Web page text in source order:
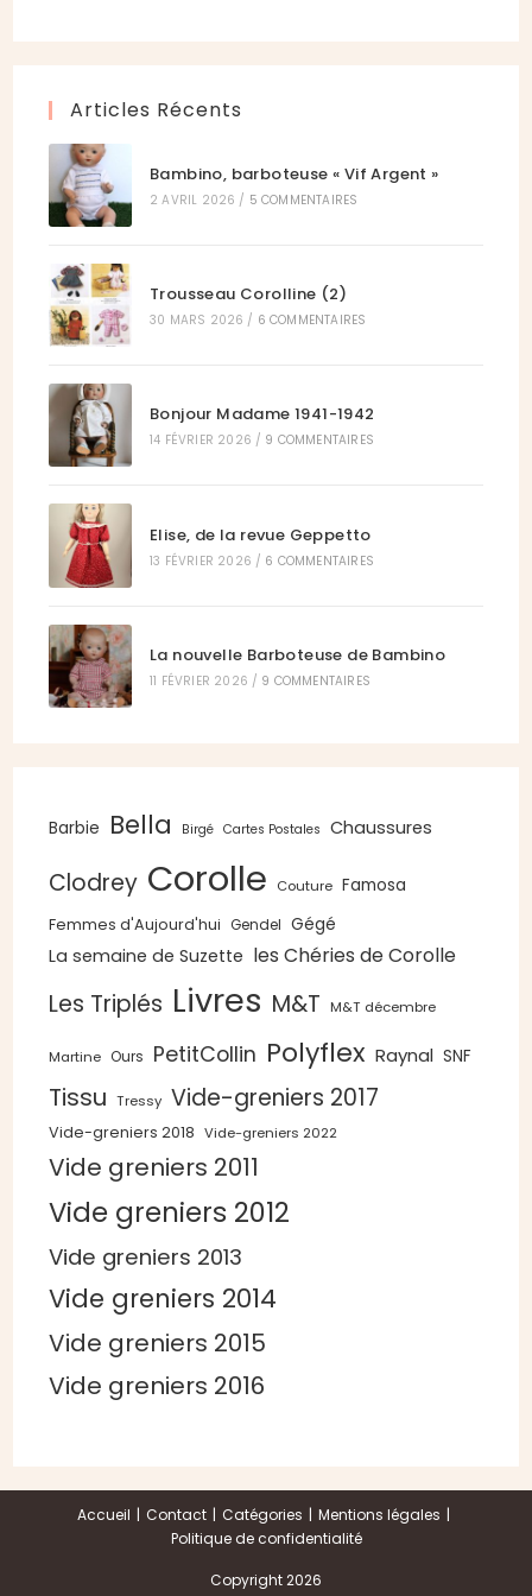
onglet
Articles Récents
Bambino, barboteuse « Vif Argent »
2 AVRIL 2026 / 5 COMMENTAIRES
Trousseau Corolline (2)
30 MARS 2026 / 6 COMMENTAIRES
Bonjour Madame 1941-1942
14 FÉVRIER 2026 / 9 COMMENTAIRES
Elise, de la revue Geppetto
13 FÉVRIER 2026 / 6 COMMENTAIRES
La nouvelle Barboteuse de Bambino
11 FÉVRIER 2026 / 9 COMMENTAIRES
Barbie Bella Birgé Cartes Postales Chaussures
Clodrey Corolle Couture Famosa
Femmes d'Aujourd'hui Gendel Gégé
La semaine de Suzette les Chéries de Corolle
Les Triplés Livres M&T M&T décembre
Martine Ours PetitCollin Polyflex Raynal SNF
Tissu Tressy Vide-greniers 2017
Vide-greniers 2018 Vide-greniers 2022
Vide greniers 2011
Vide greniers 2012
Vide greniers 2013
Vide greniers 2014
Vide greniers 2015
Vide greniers 2016
Accueil Contact Catégories
Mentions légales
Politique de confidentialité
Copyright 2026